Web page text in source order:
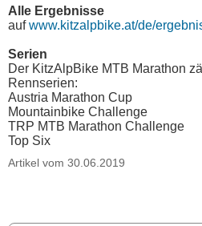
Alle Ergebnisse
aufwww.kitzalpbike.at/de/
Serien
Der KitzAlpBike MTB Marathon
Rennserien:
Austria Marathon Cup
Mountainbike Challenge
TRP MTB Marathon Challenge
Top Six
Artikel vom 30.06.2019